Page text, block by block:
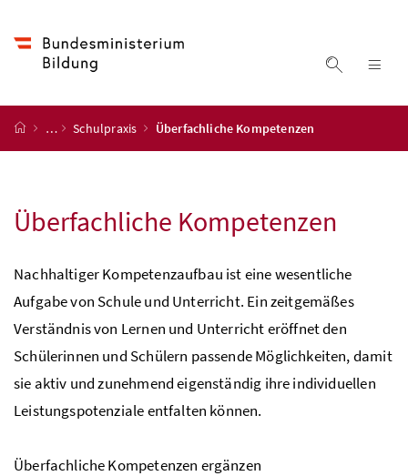
Suche
Startseite
… Schulpraxis Überfachliche Kompetenzen
Überfachliche Kompetenzen
Nachhaltiger Kompetenzaufbau ist eine wesentliche
Aufgabe von Schule und Unterricht. Ein zeitgemäßes
Verständnis von Lernen und Unterricht eröffnet den
Schülerinnen und Schülern passende Möglichkeiten, damit
sie aktiv und zunehmend eigenständig ihre individuellen
Leistungspotenziale entfalten können.
Überfachliche Kompetenzen ergänzen